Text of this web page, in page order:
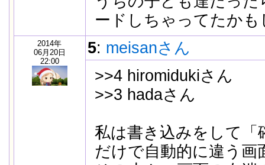
ードしちゃってたか
2014年
06月20日
22:00
5: meisanさん
>>4 hiromidukiさん
>>3 hadaさん
私は書き込みをして「
だけで自動的に違う画